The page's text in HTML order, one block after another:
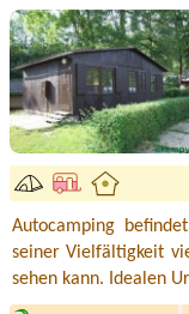
Autocamping
seiner Vielfältigkeit
sehen kann. Idealen